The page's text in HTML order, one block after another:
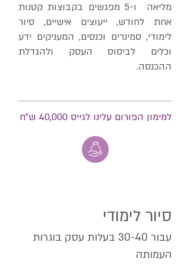
מליאה ו-5 מפגשים בקבוצות קטנות
אחת לחודש, ייעוצים אישיים, סיור
לימודי, סמינרים וכנסים, המעניקים ידע
וכלים לביסוס העסק ולהגדלת
ההכנסה.
למימון הפורום עלינו לגייס 40,000 ש"ח
סיור לימודי
עבור 30-40 בעלות עסק בוגרות
העמותה